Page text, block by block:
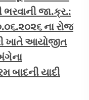
જા.ક્ર.:
ના રોજ
ખાતે આયોજીત
બાદની યાદી